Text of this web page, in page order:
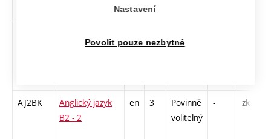
společenské
AJ2BK
Anglický jazyk
B2 - 2
en 3
Povinně
volitelný
- zk
Nastavení
Povolit pouze nezbytné